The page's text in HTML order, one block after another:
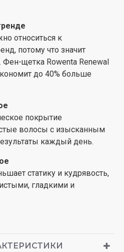
относиться к
потому что значит
Фен-щетка Rowenta Renewal
до 40% больше
покрытие
волосы с изысканным
каждый день.
статику и кудрявость,
гладкими и